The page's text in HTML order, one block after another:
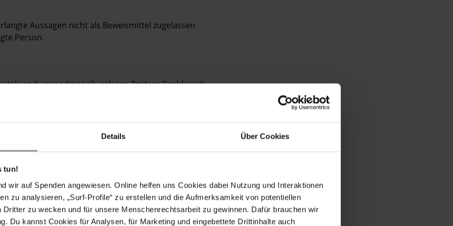
Details Über Cookies
tun!
wir auf Spenden angewiesen. Online helfen uns Cookies dabei Nutzung und Interaktionen
zu analysieren, „Surf-Profile“ zu erstellen und die Aufmerksamkeit von potentiellen
Dritter zu wecken und für unsere Menschenrechtsarbeit zu gewinnen. Dafür brauchen wir
Du kannst Cookies für Analysen, für Marketing und eingebettete Drittinhalte auch
Aussagen nicht als Beweismittel zugelassen
Person.
and unconditionally release Zmitser Dashkevich,
prisoners of conscience who remain in detention
overleaf;
all detainees to ensure they are receiving adequate
Covenant on Civil and Political Rights
other ill-treatment and to ensure that all such
investigated and that those reasonably
ill-treatment are brought to justice in accordance